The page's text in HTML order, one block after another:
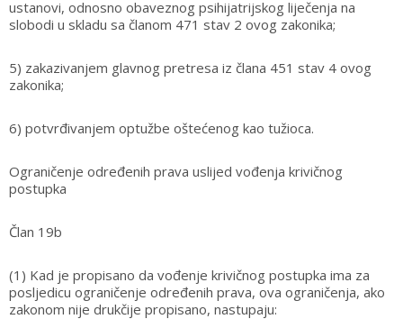
ustanovi, odnosno obaveznog psihijatrijskog liječenja na
slobodi u skladu sa članom 471 stav 2 ovog zakonika;
5) zakazivanjem glavnog pretresa iz člana 451 stav 4 ovog
zakonika;
6) potvrđivanjem optužbe oštećenog kao tužioca.
Ograničenje određenih prava uslijed vođenja krivičnog
postupka
Član 19b
(1) Kad je propisano da vođenje krivičnog postupka ima za
posljedicu ograničenje određenih prava, ova ograničenja, ako
zakonom nije drukčije propisano, nastupaju: